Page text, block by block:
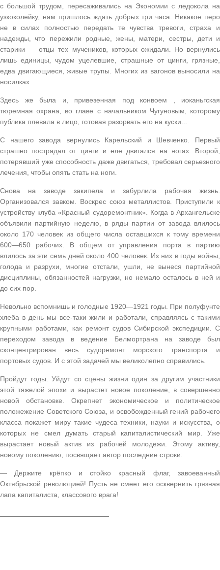
с большой трудом, пересаживались на Экономии с ледокола на
узкоколейку, нам пришлось ждать добрых три часа. Никакое перо
не в силах полностью передать те чувства тревоги, страха и
надежды, что пережили родные, жены, матери, сестры, дети и
старики — отцы тех мучеников, которых ожидали. Но вернулись
лишь единицы, чудом уцелевшие, страшные от цинги, грязные,
едва двигающиеся, живые трупы. Многих из вагонов выносили на
носилках.
Здесь же была и, привезенная под конвоем , иоканьгская
тюремная охрана, во главе с начальником Чугуновым, которому
публика плевала в лицо, готовая разорвать его на куски...
С нашего завода вернулись Карельский и Шевченко. Первый
страшно пострадал от цинги и еле двигался на ногах. Второй,
потерявший уже способность даже двигаться, требовал серьезного
лечения, чтобы опять стать на ноги.
Снова на заводе закипела и забурлила рабочая жизнь.
Организовался завком. Воскрес союз металлистов. Приступили к
устройству клуба «Красный судоремонтник». Когда в Архангельске
объявили партийную неделю, в ряды партии от завода влилось
около 170 человек из общего числа оставшихся к тому времени
600—650 рабочих. В общем от управления порта в партию
влилось за эти семь дней около 400 человек. Из них в годы войны,
голода и разрухи, многие отстали, ушли, не вынеся партийной
дисциплины, обязанностей нагрузки, но немало осталось в ней и
до сих пор.
Невольно вспомнишь и голодные 1920—1921 годы. При полуфунте
хлеба в день мы все-таки жили и работали, справляясь с такими
крупными работами, как ремонт судов Сибирской экспедиции. С
переходом завода в ведение Белмортрана на заводе был
сконцентрирован весь судоремонт морского транспорта и
портовых судов. И с этой задачей мы великолепно справились.
Пройдут годы. Уйдут со сцены жизни один за другим участники
этой тяжелой эпохи и вырастет новое поколение, в совершенно
новой обстановке. Окрепнет экономическое и политическое
положежение Советского Союза, и освобожденный гений рабочего
класса покажет миру такие чудеса техники, науки и искусства, о
которых не смел думать старый капиталистический мир. Уже
вырастает новый актив из рабочей молодежи. Этому активу,
новому поколению, посвящает автор последние строки:
— Держите крёпко и стойко красный флаг, завоеванный
Октябрьской революцией! Пусть не смеет его осквернить грязная
лапа капиталиста, классового врага!